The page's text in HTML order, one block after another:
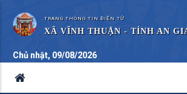
TRANG THÔNG TIN ĐIỆN TỬ
XÃ VĨNH THUẬN - TỈNH AN
Chủ nhật, 09/08/2026